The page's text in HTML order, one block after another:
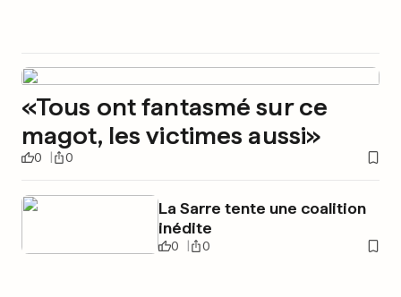
«Tous ont fantasmé sur ce
magot, les victimes aussi»
0 0
La Sarre tente une coalition
inédite
0 0